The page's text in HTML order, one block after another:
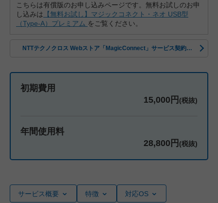
こちらは有償版のお申し込みページです。無料お試しのお申
し込みは 【無料お試し】マジックコネクト・ネオ USB型
（Type-A）プレミアム をご覧ください。
NTTテクノクロス Webストア「MagicConnect」サービス契約約款
初期費用
15,000円 (税抜)
年間使用料
28,800円 (税抜)
サービス概要 特徴 対応OS